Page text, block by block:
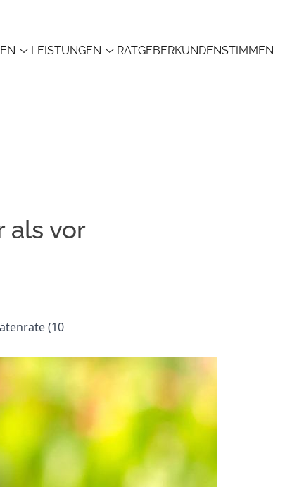
LEISTUNGEN RATGEBERKUNDENSTIMMEN
als vor
(10